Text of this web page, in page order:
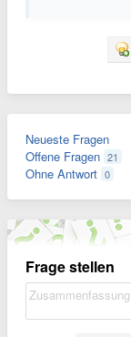
Neueste Fragen
Offene Fragen 21
Ohne Antwort 0
Frage stellen